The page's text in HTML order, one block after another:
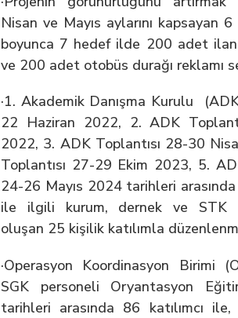
Nisan ve Mayıs aylarını kapsayan
boyunca 7 hedef ilde 200 adet ilan
ve 200 adet otobüs durağı reklamı
·1. Akademik Danışma Kurulu
22 Haziran 2022, 2. ADK
2022, 3. ADK Toplantısı 28-30
Toplantısı 27-29 Ekim 2023, 5.
24-26 Mayıs 2024 tarihleri
ile ilgili kurum, dernek ve STK
oluşan 25 kişilik katılımla
·Operasyon Koordinasyon Birimi
SGK personeli Oryantasyon
tarihleri arasında 86 katılımcı